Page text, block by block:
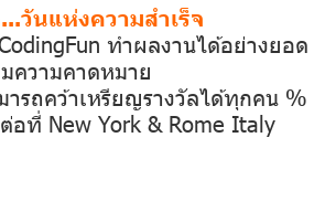
วันแห่งความสำเร็จ
ทำผลงานได้อย่างยอด
ความคาดหมาย
ารถคว้าเหรียญรางวัลได้ทุกคน %
อที่ New York & Rome Italy